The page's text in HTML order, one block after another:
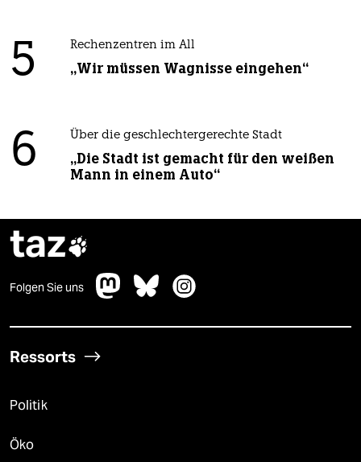
5 Rechenzentren im All
„Wir müssen Wagnisse eingehen“
6 Über die geschlechtergerechte Stadt
„Die Stadt ist gemacht für den weißen
Mann in einem Auto“
taz
Folgen Sie uns
Ressorts
Politik
Öko